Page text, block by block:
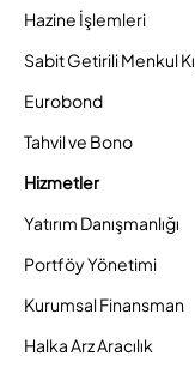
Hazine İşlemleri
Sabit Getirili Menkul
Eurobond
Tahvil ve Bono
Hizmetler
Yatırım Danışmanlığı
Portföy Yönetimi
Kurumsal Finansman
Halka Arz Aracılık